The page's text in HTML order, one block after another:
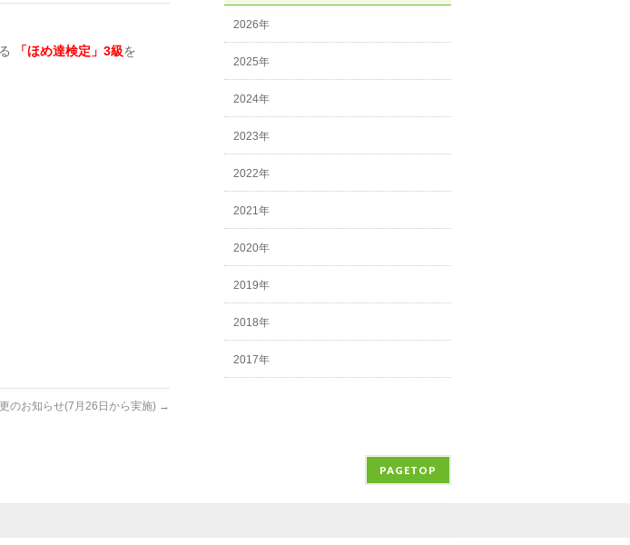
「ほめ達検定」3級を
のお知らせ(7月26日から実施) →
2026年
2025年
2024年
2023年
2022年
2021年
2020年
2019年
2018年
2017年
PAGETOP